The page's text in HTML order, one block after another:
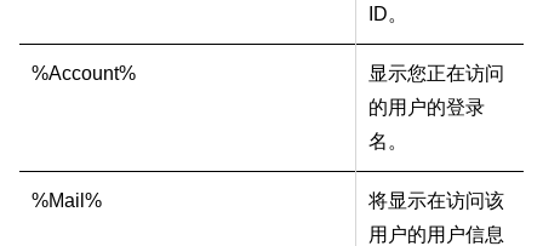
ID。
%Account%
显示您正在访问
的用户的登录
名。
%Mail%
将显示在访问该
用户的用户信息